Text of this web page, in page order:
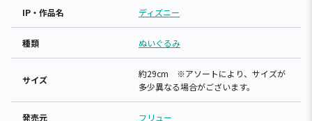
IP・作品名 ディズニー
種類 ぬいぐるみ
サイズ
約29cm ※アソートにより、サイズが
多少異なる場合がございます。
発売元 フリュー